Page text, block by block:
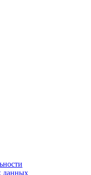
данных